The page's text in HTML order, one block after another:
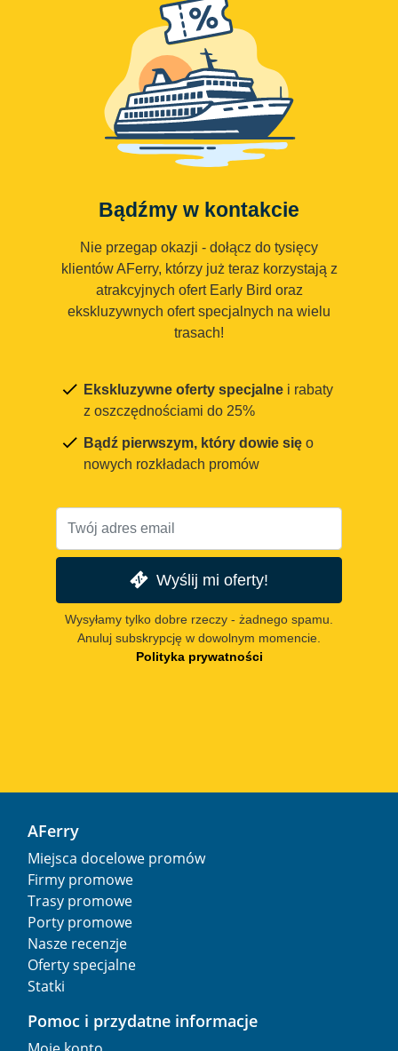
Bądźmy w kontakcie
Nie przegap okazji - dołącz do tysięcy
klientów AFerry, którzy już teraz korzystają z
atrakcyjnych ofert Early Bird oraz
ekskluzywnych ofert specjalnych na wielu
trasach!
Ekskluzywne oferty specjalne i rabaty
z oszczędnościami do 25%
Bądź pierwszym, który dowie się o
nowych rozkładach promów
Wyślij mi oferty!
Wysyłamy tylko dobre rzeczy - żadnego spamu.
Anuluj subskrypcję w dowolnym momencie.
Polityka prywatności
AFerry
Miejsca docelowe promów
Firmy promowe
Trasy promowe
Porty promowe
Nasze recenzje
Oferty specjalne
Statki
Pomoc i przydatne informacje